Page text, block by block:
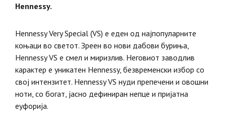
Hennessy.
Hennessy Very Special (VS) е еден од најпопуларните
коњаци во светот. Зреен во нови дабови буриња,
Hennessy VS е смел и миризлив. Неговиот заводлив
карактер е уникатен Hennessy, безвременски избор со
свој интензитет. Hennessy VS нуди препечени и овошни
ноти, со богат, јасно дефиниран непце и пријатна
еуфорија.